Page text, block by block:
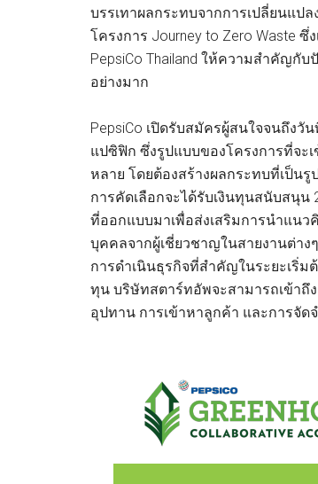
บรรเทาผลกระทบจากการเปลี่ยนแ
โครงการ Journey to Zero Waste
PepsiCo Thailand ให้ความสำคัญกั
อย่างมาก
PepsiCo เปิดรับสมัครผู้สนใจจนถึง
แปซิฟิก ซึ่งรูปแบบของโครงการที่จะ
หลาย โดยต้องสร้างผลกระทบที่เป็น
การคัดเลือกจะได้รับเงินทุนสนับสนุน
ที่ออกแบบมาเพื่อส่งเสริมการนำแนว
บุคคลจากผู้เชี่ยวชาญในสายงานต่าง
การดำเนินธุรกิจที่สำคัญในระยะเริ่ม
ทุน บริษัทสตาร์ทอัพจะสามารถเข้า
อุปทาน การเข้าหาลูกค้า และการจัด